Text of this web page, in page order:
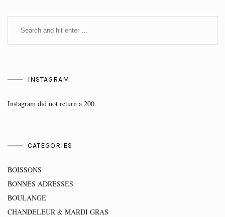
INSTAGRAM
Instagram did not return a 200.
CATEGORIES
BOISSONS
BONNES ADRESSES
BOULANGE
CHANDELEUR & MARDI GRAS